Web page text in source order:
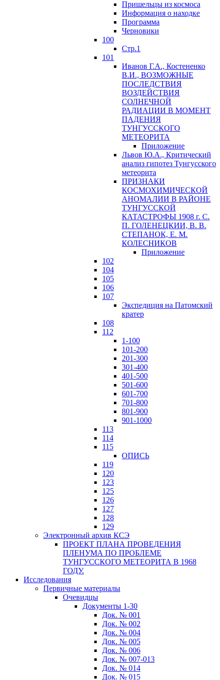
Пришельцы из космоса
Информация о находке
Программа
Черновики
100
Стр.1
101
Иванов Г.А., Костененко
В.И., ВОЗМОЖНЫЕ
ПОСЛЕДСТВИЯ
ВОЗДЕЙСТВИЯ
СОЛНЕЧНОЙ
РАДИАЦИИ В МОМЕНТ
ПАДЕНИЯ
ТУНГУССКОГО
MЕТЕОРИТА
Приложение
Львов Ю.A., Критический
анализ гипотез Тунгусского
метеорита
ПРИЗНАКИ
КОСМОХИМИЧЕСКОЙ
АНОМАЛИИ В РАЙОНЕ
ТУНГУССКОЙ
КАТАСТРОФЫ 1908 г. С.
П. ГОЛЕНЕЦКИИ, В. В.
СТЕПАНОК, Е. М.
КОЛЕСНИКОВ
Приложение
102
104
105
106
107
Экспедиция на Патомский
кратер
108
112
1-100
101-200
201-300
301-400
401-500
501-600
601-700
701-800
801-900
901-1000
113
114
115
ОПИСЬ
119
120
123
125
126
127
128
129
Электронный архив КСЭ
ПРОЕКТ ПЛАНА ПРОВЕДЕНИЯ
ПЛЕНУМА ПО ПРОБЛЕМЕ
ТУНГУССКОГО МЕТЕОРИТА В 1968
ГОДУ.
Исследования
Первичные материалы
Очевидцы
Документы 1-30
Док. № 001
Док. № 002
Док. № 004
Док. № 005
Док. № 006
Док. № 007-013
Док. № 014
Док. № 015